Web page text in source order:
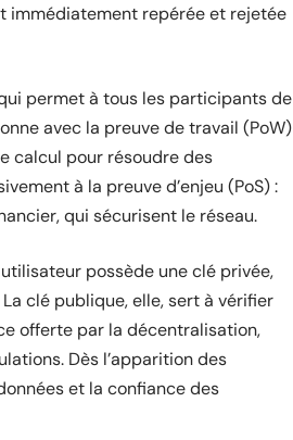
repérée et rejetée
permet à tous les participants de
avec la preuve de travail (PoW)
calcul pour résoudre des
à la preuve d’enjeu (PoS) :
qui sécurisent le réseau.
possède une clé privée,
clé publique, elle, sert à vérifier
offerte par la décentralisation,
Dès l’apparition des
et la confiance des